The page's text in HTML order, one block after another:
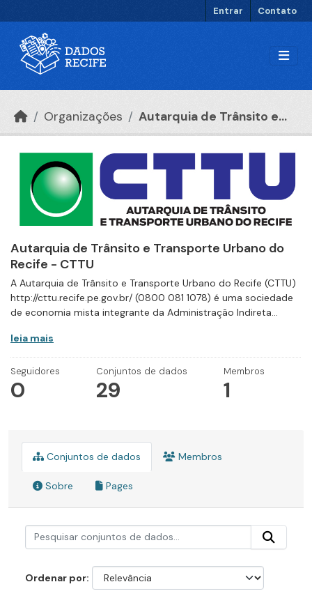
Entrar Contato
Organizações Autarquia de Trânsito e...
Autarquia de Trânsito e Transporte Urbano do
Recife - CTTU
A Autarquia de Trânsito e Transporte Urbano do Recife (CTTU)
http://cttu.recife.pe.gov.br/ (0800 081 1078) é uma sociedade
de economia mista integrante da Administração Indireta...
leia mais
Seguidores
0
Conjuntos de dados
29
Membros
1
Conjuntos de dados Membros
Sobre Pages
Ordenar por